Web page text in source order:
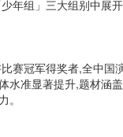
年组」三大组别中
赛冠军得奖者,全中
准显著提升,题材